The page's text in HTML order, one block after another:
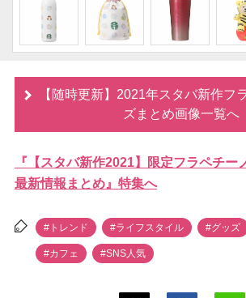
【随時更新】2021年スタバ新作フ
ズまとめ画像一覧へ
『【スタバ新作2021】限定フラペチー
最新情報まとめ』特集へ
#トレンド #ライフスタイル #グッズ
#カフェ #SNS人気